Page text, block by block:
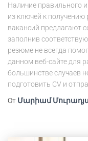
Наличие правильного
из ключей к
вакансий предлагают
заполнив
резюме не всегда
данном веб-сайте для
большинстве случаев
подготовить CV и
От Մարիամ